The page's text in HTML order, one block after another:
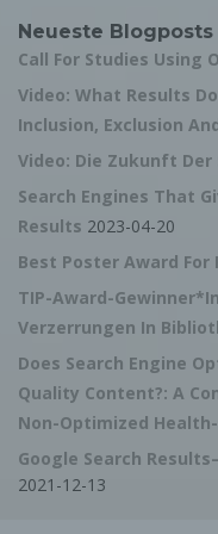
Neueste Blogposts
Call For Studies Using
Video: What Results
Inclusion, Exclusion
Video: Die Zukunft Der
Search Engines That
Results 2023-04-20
Best Poster Award For
TIP-Award-
Verzerrungen In
Does Search Engine
Quality Content?: A
Non-Optimized
Google Search
2021-12-13
a) Recht auf
Jede betroffene
Richtlinien- und
von dem für die
Bestätigung
eine betroffene
einen Mitarbeiter
Verantwortlichen
b) Recht auf
betroffene
Richtlinien- und
jederzeit von
Verantwortlichen
seiner Person
Daten und eine
Ferner hat der
über folgende
die